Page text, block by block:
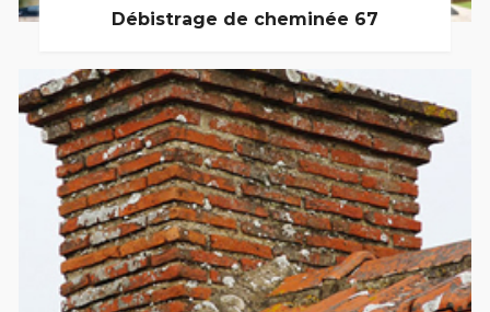
Débistrage de cheminée 67